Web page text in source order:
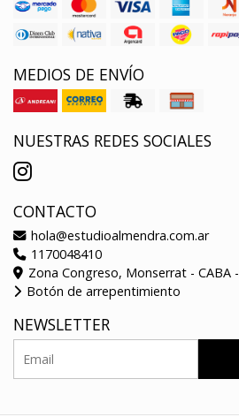
MEDIOS DE ENVÍO
NUESTRAS REDES SOCIALES
CONTACTO
hola@estudioalmendra.com.ar
1170048410
Zona Congreso, Monserrat - CABA -
Botón de arrepentimiento
NEWSLETTER